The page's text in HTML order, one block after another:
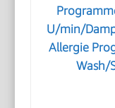
U/min/
Allergie
Wash/